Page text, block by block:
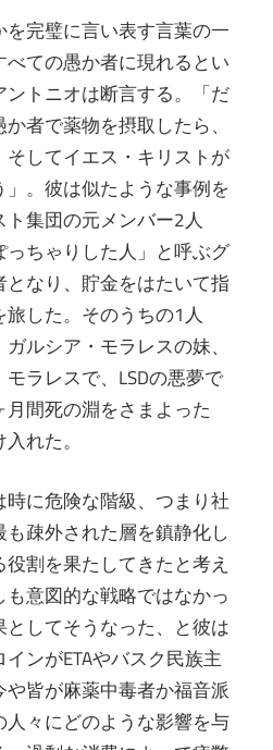
を完璧に言い表す言葉の一
ての愚か者に現れるとい
ントニオは断言する。「だ
者で薬物を摂取したら、
してイエス・キリストが
。彼は似たような事例を
集団の元メンバー2人
ちゃりした人」と呼ぶグ
なり、貯金をはたいて指
した。そのうちの1人
ルシア・モラレスの妹、
ラレスで、LSDの悪夢で
間死の淵をさまよった
れた。
に危険な階級、つまり社
疎外された層を鎮静化し
割を果たしてきたと考え
意図的な戦略ではなかっ
してそうなった、と彼は
ンがETAやバスク民族主
皆が麻薬中毒者か福音派
々にどのような影響を与